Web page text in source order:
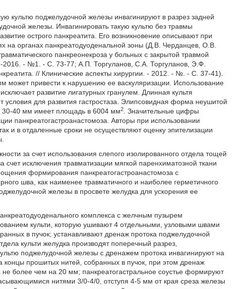
культю поджелудочной железы инвагинируют в разрез задней
железы. Инвагинировать такую культю без травмы
острого панкреатита. Его возникновение описывают при
органах панкреатодуоденальной зоны (Д.В. Черданцев, О.В.
панкреонекроза у больных с закрытой травмой
- №1. - С. 73-77; А.П. Торгуланов, С.А. Торгуланов, Э.Ф.
// Клинические аспекты хирургии. - 2012. - №. - С. 37-41).
может привести к нарушению ее васкуляризации. Использование
развитие лигатурных гранулем. Длинная культя
для развития гастростаза. Элипсовидная форма неушитой
30-40 мм имеет площадь в 6004 мм2
. Значительные цифры
панкреатогастроанастомоза. Авторы при использовании
и в отдаленные сроки не осуществляют оценку эпителизации
за счет использования слепого изолированного отдела тощей
исключения травматизации мягкой паренхиматозной ткани
формирования панкреатогастроанастомоза с
шва, как наименее травматичного и наиболее герметичного
железы в просвете желудка для ускорения ее
комплекса с желчным пузырем
культи, которую ушивают 4 отдельными, узловыми швами
в пучок; устанавливают дренаж протока поджелудочной
культи желудка производят поперечный разрез,
поджелудочной железы с дренажем протока инвагинируют на
концы прошитых нитей, собранных в пучок, при этом дренаж
более чем на 20 мм; панкреатогастральное соустье формируют
нитями 3/0-4/0, отступя 4-5 мм от края среза железы